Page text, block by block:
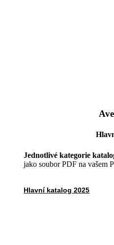
Jednotlivé kategorie
jako soubor PDF na vašem
Hlavní katalog 2025